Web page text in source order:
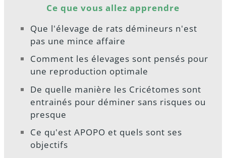
Ce que vous allez apprendre
Que l'élevage de rats démineurs n'est
pas une mince affaire
Comment les élevages sont pensés pour
une reproduction optimale
De quelle manière les Cricétomes sont
entrainés pour déminer sans risques ou
presque
Ce qu'est APOPO et quels sont ses
objectifs